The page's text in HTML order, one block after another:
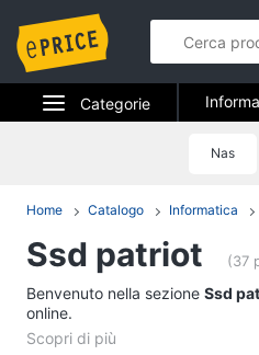
Categorie
Telefonia
Tv e Home Cinema
Smart home
Nas
Home Catalogo Informatica
Ssd patriot (37
Benvenuto nella sezione Ssd
online.